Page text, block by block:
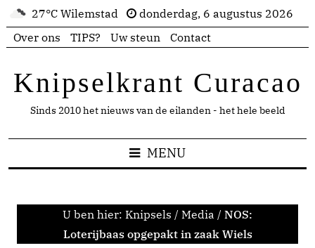
27°C Wilemstad
donderdag, 6 augustus 2026
Over ons
TIPS? Uw steun Contact
Knipselkrant Curacao
Sinds 2010 het nieuws van de eilanden - het hele beeld
MENU
U ben hier: Knipsels / Media / NOS:
Loterijbaas opgepakt in zaak Wiels